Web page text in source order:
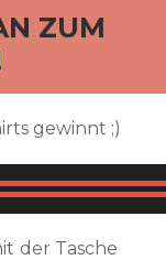
ZUM
gewinnt ;)
der Tasche